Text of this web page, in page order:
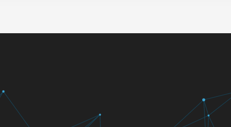
укажите симптомы — подскажем ориентир по сроку и